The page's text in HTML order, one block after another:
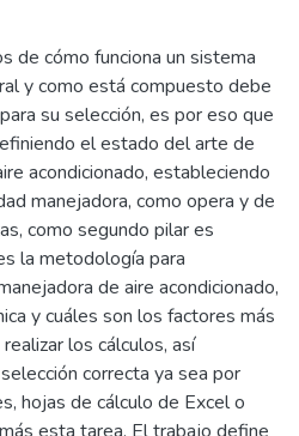
de cómo funciona un sistema
y como está compuesto debe
su selección, es por eso que
el estado del arte de
acondicionado, estableciendo
manejadora, como opera y de
como segundo pilar es
la metodología para
de aire acondicionado,
y cuáles son los factores más
los cálculos, así
correcta ya sea por
hojas de cálculo de Excel o